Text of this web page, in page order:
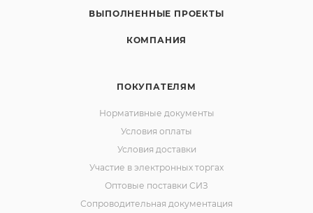
ВЫПОЛНЕННЫЕ ПРОЕКТЫ
КОМПАНИЯ
ПОКУПАТЕЛЯМ
Нормативные документы
Условия оплаты
Условия доставки
Участие в электронных торгах
Оптовые поставки СИЗ
Сопроводительная документация